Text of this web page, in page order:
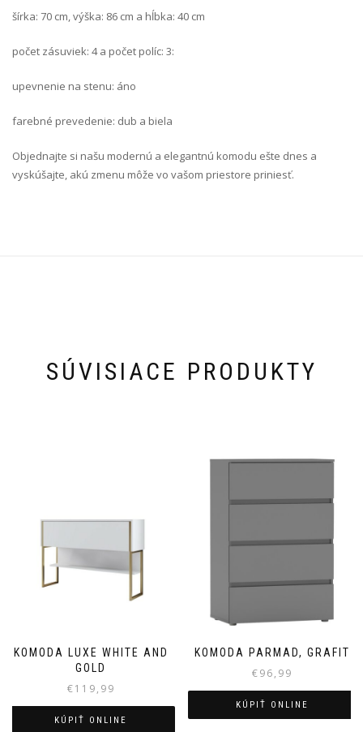
šírka: 70 cm, výška: 86 cm a hĺbka: 40 cm
počet zásuviek: 4 a počet políc: 3:
upevnenie na stenu: áno
farebné prevedenie: dub a biela
Objednajte si našu modernú a elegantnú komodu ešte dnes a
vyskúšajte, akú zmenu môže vo vašom priestore priniesť.
SÚVISIACE PRODUKTY
KOMODA LUXE WHITE AND
GOLD
€119,99
KÚPIŤ ONLINE
KOMODA PARMAD, GRAFIT
€96,99
KÚPIŤ ONLINE